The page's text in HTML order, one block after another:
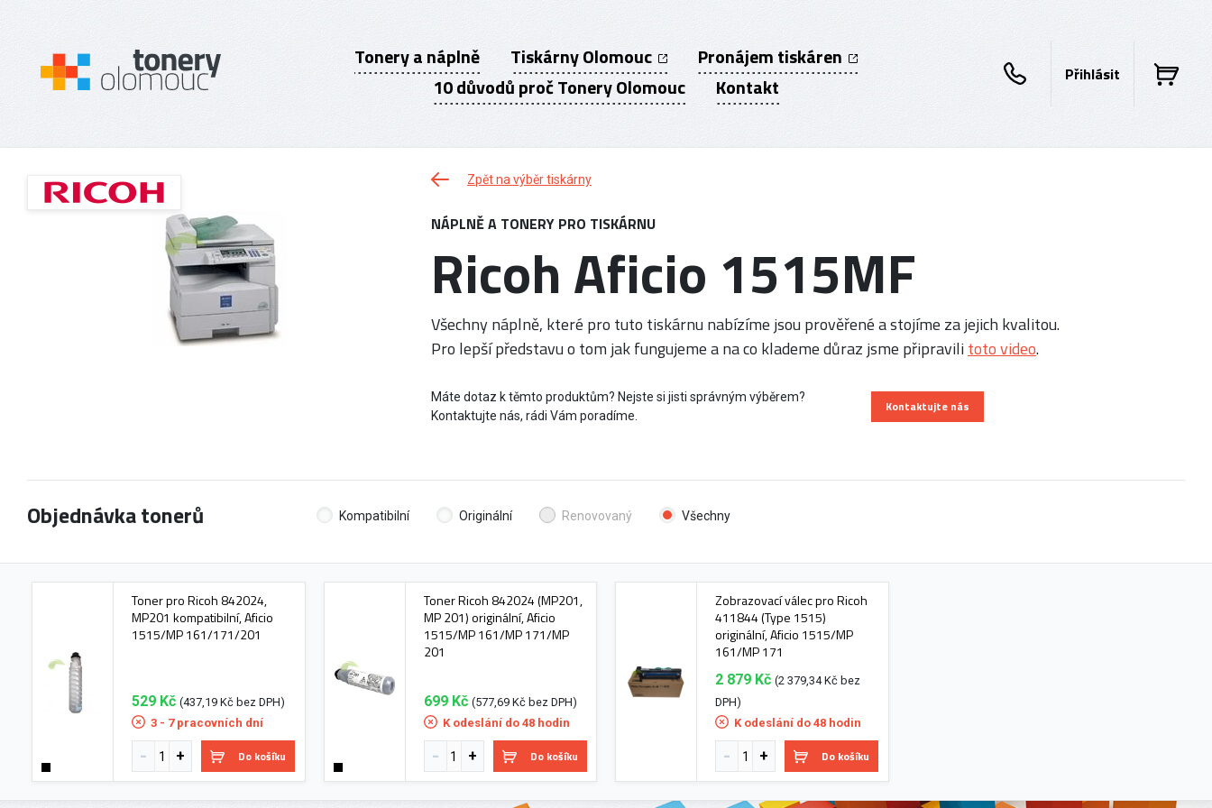
Tonery a náplně Tiskárny Olomouc
Pronájem tiskáren
10 důvodů proč Tonery Olomouc
Kontakt Přihlásit
Zpět na výběr tiskárny
NÁPLNĚ A TONERY PRO TISKÁRNU
Ricoh Aficio 1515MF
Všechny náplně, které pro tuto tiskárnu nabízíme jsou prověřené a stojíme za jejich kvalitou.
Pro lepší představu o tom jak fungujeme a na co klademe důraz jsme připravilitoto video.
Máte dotaz k těmto produktům? Nejste si jisti správným výběrem?
Kontaktujte nás, rádi Vám poradíme.
Kontaktujte nás
Objednávka tonerů Kompatibilní Originální Renovovaný Všechny
Toner pro Ricoh 842024,
MP201 kompatibilní, Aficio
1515/MP 161/171/201
529 Kč (437,19 Kč bez DPH)
3 - 7 pracovních dní
Do košíku
Toner Ricoh 842024 (MP201,
MP 201) originální, Aficio
1515/MP 161/MP 171/MP
201
699 Kč (577,69 Kč bez DPH)
K odeslání do 48 hodin
Do košíku
Zobrazovací válec pro Ricoh
411844 (Type 1515)
originální, Aficio 1515/MP
161/MP 171
2 879 Kč (2 379,34 Kč bez
DPH)
K odeslání do 48 hodin
Do košíku